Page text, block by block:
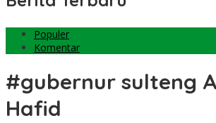
Populer
Komentar
#gubernur sulteng
Hafid